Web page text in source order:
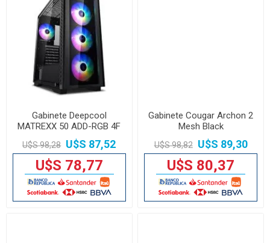
Gabinete Deepcool
MATREXX 50 ADD-RGB 4F
U$S 98,28 U$S 87,52
U$S 78,77
Gabinete Cougar Archon 2
Mesh Black
U$S 98,82 U$S 89,30
U$S 80,37